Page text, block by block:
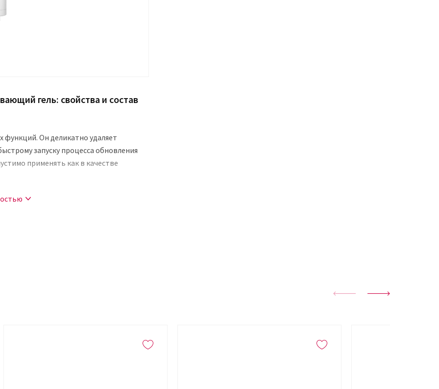
гель: свойства и состав
Он деликатно удаляет
запуску процесса обновления
применять как в качестве
противоаллергенным и
дерму от фотостарения и